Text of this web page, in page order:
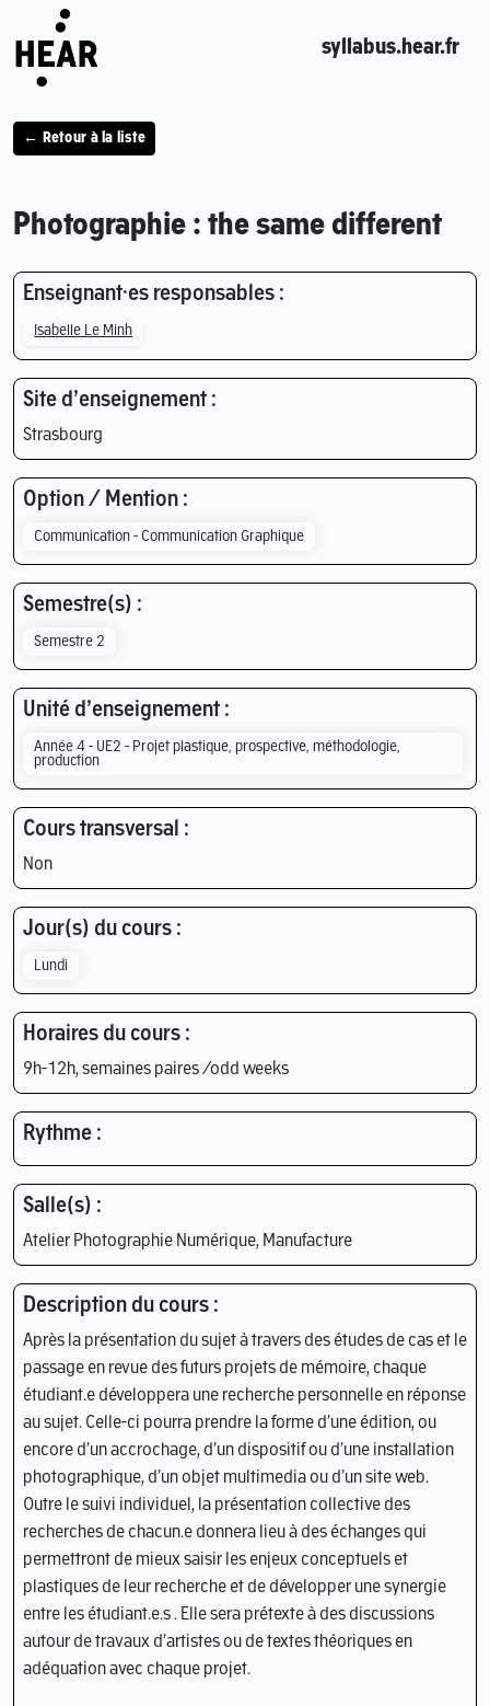
syllabus.hear.fr
← Retour à la liste
Photographie : the same different
Enseignant·es responsables :
Isabelle Le Minh
Site d’enseignement :
Strasbourg
Option / Mention :
Communication - Communication Graphique
Semestre(s) :
Semestre 2
Unité d’enseignement :
Année 4 - UE2 - Projet plastique, prospective, méthodologie,
production
Cours transversal :
Non
Jour(s) du cours :
Lundi
Horaires du cours :
9h-12h, semaines paires /odd weeks
Rythme :
Salle(s) :
Atelier Photographie Numérique, Manufacture
Description du cours :
Après la présentation du sujet à travers des études de cas et le
passage en revue des futurs projets de mémoire, chaque
étudiant.e développera une recherche personnelle en réponse
au sujet. Celle-ci pourra prendre la forme d’une édition, ou
encore d’un accrochage, d’un dispositif ou d’une installation
photographique, d’un objet multimedia ou d’un site web.
Outre le suivi individuel, la présentation collective des
recherches de chacun.e donnera lieu à des échanges qui
permettront de mieux saisir les enjeux conceptuels et
plastiques de leur recherche et de développer une synergie
entre les étudiant.e.s . Elle sera prétexte à des discussions
autour de travaux d’artistes ou de textes théoriques en
adéquation avec chaque projet.